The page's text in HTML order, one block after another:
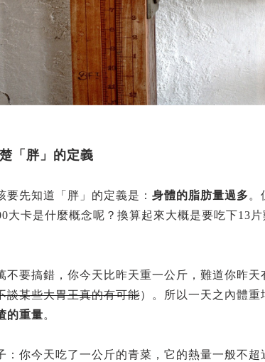
「胖」的定義
要先知道「胖」的定義是： 身體的脂肪量過多。
大卡是什麼概念呢？換算起來大概是要吃下13
不要搞錯，你今天比昨天重一公斤，難道你昨
談某些大胃王真的有可能）。所以一天之內體重
的重量。
：你今天吃了一公斤的青菜，它的熱量一般不